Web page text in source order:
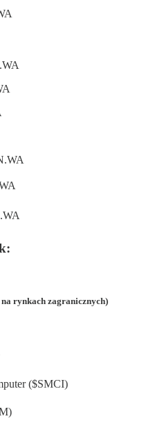
rynkach zagranicznych)
($SMCI)